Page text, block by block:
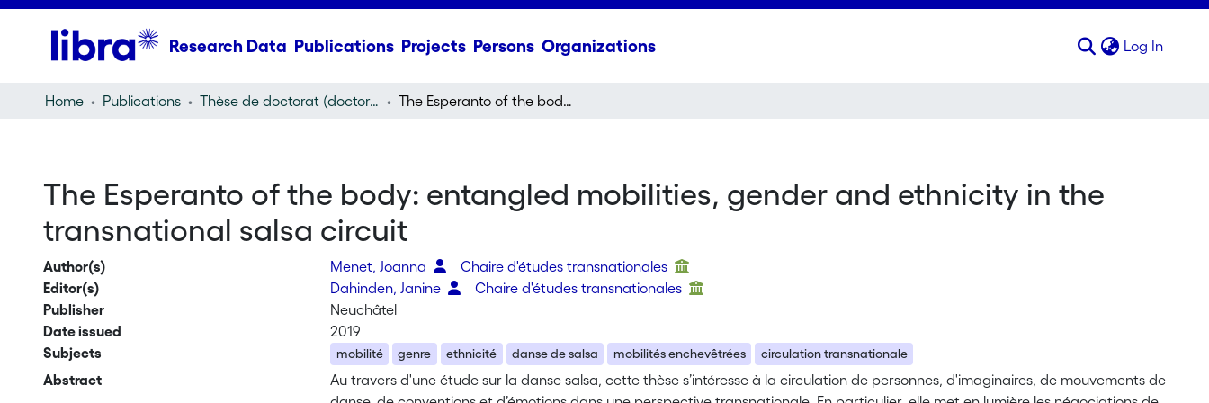
Research Data Publications Projects Persons Organizations Log In
Home Publications Thèse de doctorat (doctoral thesis) The Esperanto of the body: entangled mobilities, gender and ethnicity in the transnational salsa circuit
The Esperanto of the body: entangled mobilities, gender and ethnicity in the
transnational salsa circuit
Author(s) Menet, Joanna
Chaire d'études transnationales
Editor(s)
Dahinden, Janine
Chaire d'études transnationales
Publisher
Neuchâtel
Date issued
2019
Subjects
mobilité genre ethnicité danse de salsa mobilités enchevêtrées circulation transnationale
Abstract
Au travers d'une étude sur la danse salsa, cette thèse s’intéresse à la circulation de personnes, d'imaginaires, de mouvements de